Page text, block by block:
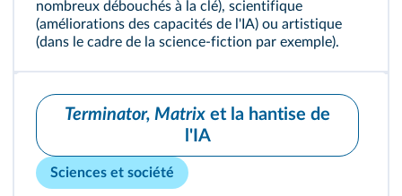
nombreux débouchés à la clé), scientifique
(améliorations des capacités de l'IA) ou artistique
(dans le cadre de la science-fiction par exemple).
Terminator, Matrix et la hantise de
l'IA
Sciences et société